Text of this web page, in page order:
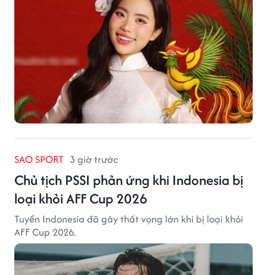
SAO SPORT 3 giờ trước
Chủ tịch PSSI phản ứng khi Indonesia bị
loại khỏi AFF Cup 2026
Tuyển Indonesia đã gây thất vọng lớn khi bị loại khỏi
AFF Cup 2026.